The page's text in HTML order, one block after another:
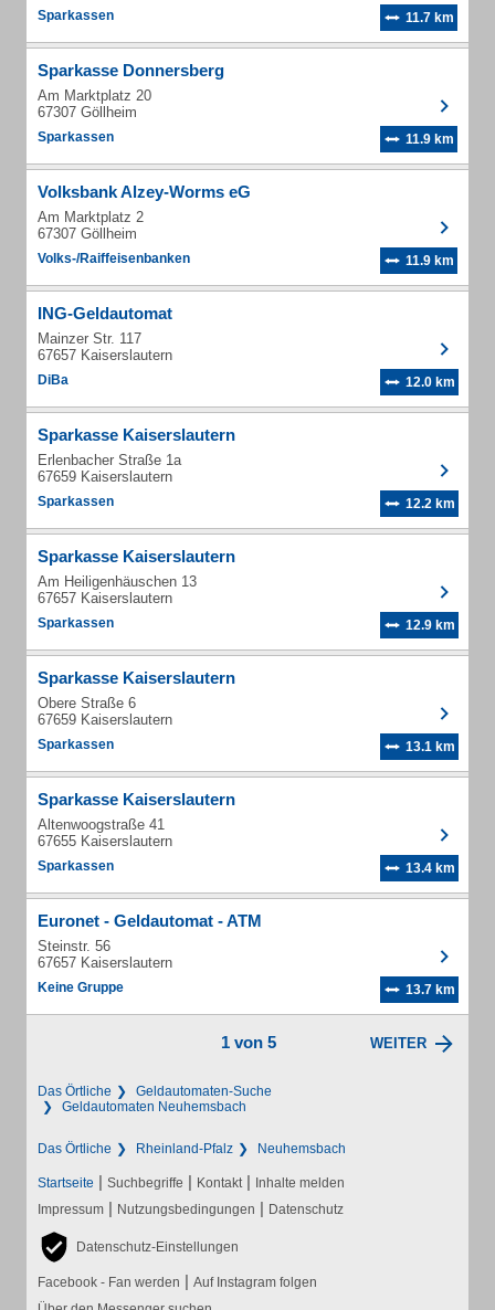
Sparkassen 11.7 km
Sparkasse Donnersberg
Am Marktplatz 20
67307 Göllheim
Sparkassen 11.9 km
Volksbank Alzey-Worms eG
Am Marktplatz 2
67307 Göllheim
Volks-/Raiffeisenbanken 11.9 km
ING-Geldautomat
Mainzer Str. 117
67657 Kaiserslautern
DiBa 12.0 km
Sparkasse Kaiserslautern
Erlenbacher Straße 1a
67659 Kaiserslautern
Sparkassen 12.2 km
Sparkasse Kaiserslautern
Am Heiligenhäuschen 13
67657 Kaiserslautern
Sparkassen 12.9 km
Sparkasse Kaiserslautern
Obere Straße 6
67659 Kaiserslautern
Sparkassen 13.1 km
Sparkasse Kaiserslautern
Altenwoogstraße 41
67655 Kaiserslautern
Sparkassen 13.4 km
Euronet - Geldautomat - ATM
Steinstr. 56
67657 Kaiserslautern
Keine Gruppe 13.7 km
1 von 5 WEITER
Das Örtliche
Geldautomaten-Suche
Geldautomaten Neuhemsbach
Das Örtliche Rheinland-Pfalz Neuhemsbach
Startseite | Suchbegriffe | Kontakt | Inhalte melden
Impressum | Nutzungsbedingungen | Datenschutz
Datenschutz-Einstellungen
Facebook - Fan werden | Auf Instagram folgen